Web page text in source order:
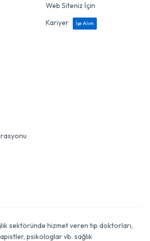
Web Siteniz İçin
Kariyer
İşe Alım
sektöründe hizmet veren tıp doktorları,
psikologlar vb. sağlık